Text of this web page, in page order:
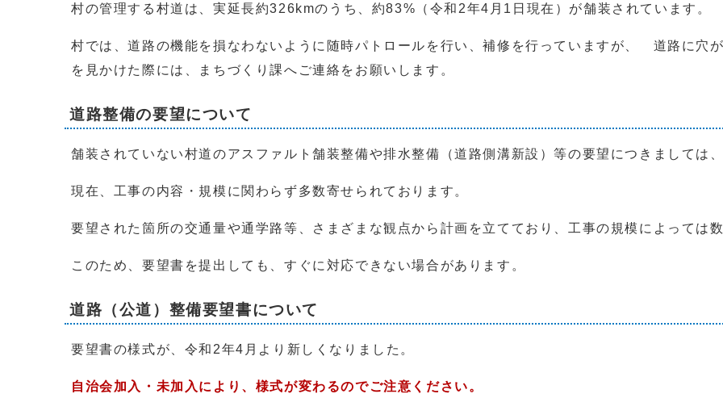
村の管理する村道は、実延長約326kmのうち、約83%（令和2年4月1日現在）が舗装されています。
村では、道路の機能を損なわないように随時パトロールを行い、補修を行っていますが、 道路に穴
を見かけた際には、まちづくり課へご連絡をお願いします。
道路整備の要望について
舗装されていない村道のアスファルト舗装整備や排水整備（道路側溝新設）等の要望につきましては
現在、工事の内容・規模に関わらず多数寄せられております。
要望された箇所の交通量や通学路等、さまざまな観点から計画を立てており、工事の規模によっては
このため、要望書を提出しても、すぐに対応できない場合があります。
道路（公道）整備要望書について
要望書の様式が、令和2年4月より新しくなりました。
自治会加入・未加入により、様式が変わるのでご注意ください。